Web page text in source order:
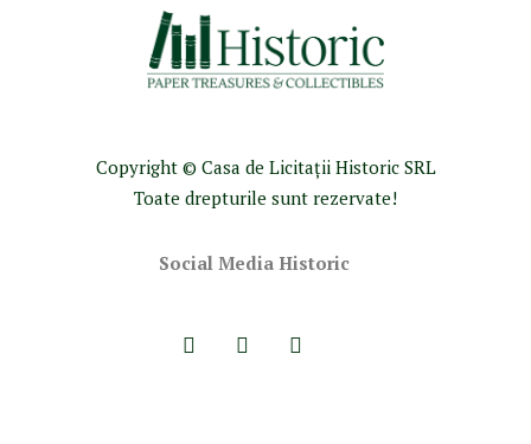
Copyright © Casa de Licitaţii Historic SRL
Toate drepturile sunt rezervate!
Social Media Historic